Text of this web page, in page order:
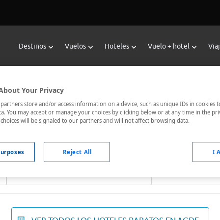
Destinos Vuelos Hoteles Vuelo + hotel
Reservar Hoteles en Agde
de Viajes Carrefour te ofrece hoteles baratos en Agdea
el hotel que busques nosotros te lo encontramos al
Fechas *
Your Privacy
store and/or access information on a device, such as unique IDs in cookies
You may accept or manage your choices by clicking below or at any time in the
choices will be signaled to our partners and will not affect browsing data.
Reject All I